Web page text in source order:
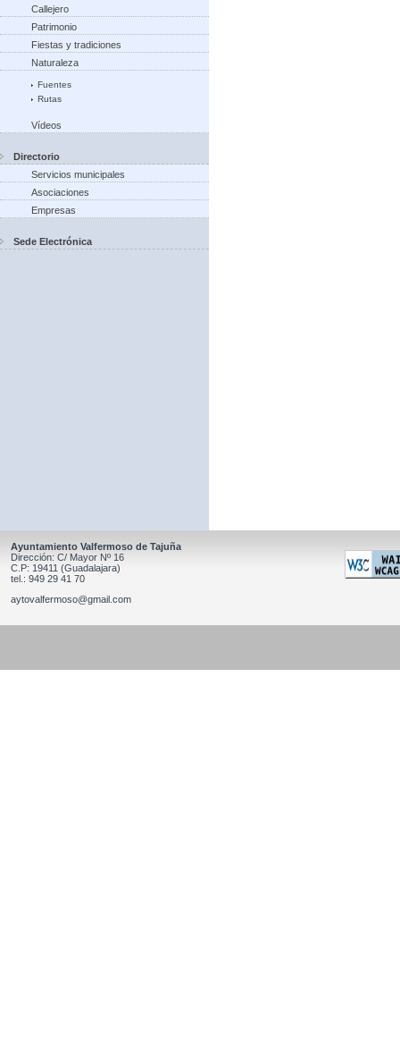
Callejero
Patrimonio
Fiestas y tradiciones
Naturaleza
Fuentes
Rutas
Vídeos
Directorio
Servicios municipales
Asociaciones
Empresas
Sede Electrónica
Ayuntamiento Valfermoso de Tajuña
Dirección: C/ Mayor Nº 16
C.P: 19411 (Guadalajara)
tel.: 949 29 41 70
aytovalfermoso@gmail.com